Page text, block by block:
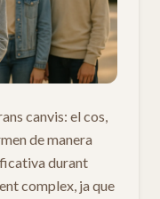
canvis: el cos,
de manera
durant
complex, ja que